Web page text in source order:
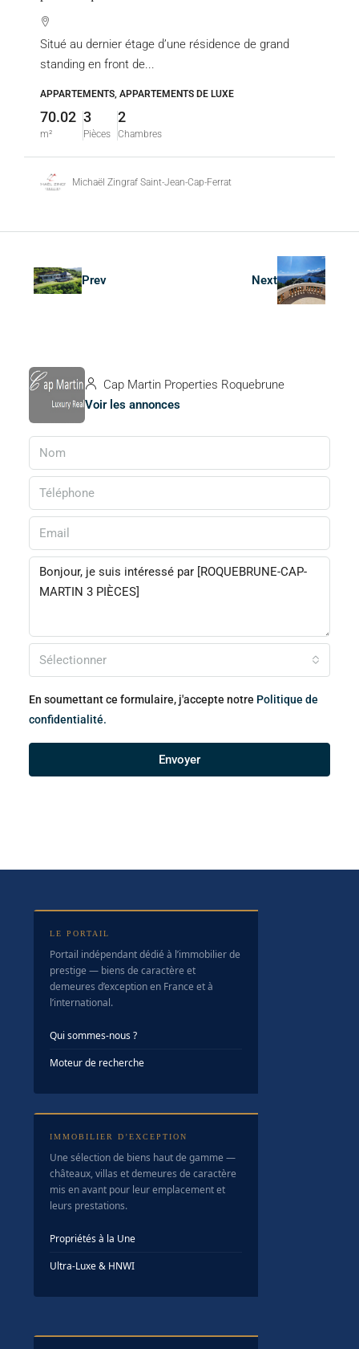
Situé au dernier étage d’une résidence de grand
standing en front de...
APPARTEMENTS, APPARTEMENTS DE LUXE
70.02
m²
3
Pièces
2
Chambres
Michaël Zingraf Saint-Jean-Cap-Ferrat
Prev Next
Cap Martin Properties Roquebrune
Voir les annonces
Sélectionner
En soumettant ce formulaire, j'accepte notre Politique de
confidentialité.
Envoyer
LE PORTAIL
Portail indépendant dédié à l’immobilier de
prestige — biens de caractère et
demeures d’exception en France et à
l’international.
Qui sommes-nous ?
Moteur de recherche
IMMOBILIER D’EXCEPTION
Une sélection de biens haut de gamme —
châteaux, villas et demeures de caractère
mis en avant pour leur emplacement et
leurs prestations.
Propriétés à la Une
Ultra-Luxe & HNWI